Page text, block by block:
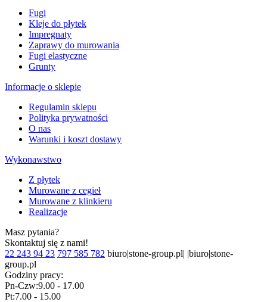
Fugi
Kleje do płytek
Impregnaty
Zaprawy do murowania
Fugi elastyczne
Grunty
Informacje o sklepie
Regulamin sklepu
Polityka prywatności
O nas
Warunki i koszt dostawy
Wykonawstwo
Z płytek
Murowane z cegieł
Murowane z klinkieru
Realizacje
Masz pytania?
Skontaktuj się z nami!
22 243 94 23 797 585 782 biuro|stone-group.pl| |biuro|stone-
group.pl
Godziny pracy:
Pn-Czw:9.00 - 17.00
Pt:7.00 - 15.00